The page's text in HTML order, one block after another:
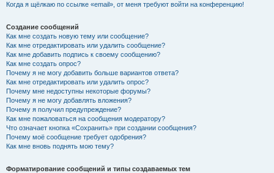
Когда я щёлкаю по ссылке «email», от меня требуют войти на конференцию!
Создание сообщений
Как мне создать новую тему или сообщение?
Как мне отредактировать или удалить сообщение?
Как мне добавить подпись к своему сообщению?
Как мне создать опрос?
Почему я не могу добавить больше вариантов ответа?
Как мне отредактировать или удалить опрос?
Почему мне недоступны некоторые форумы?
Почему я не могу добавлять вложения?
Почему я получил предупреждение?
Как мне пожаловаться на сообщения модератору?
Что означает кнопка «Сохранить» при создании сообщения?
Почему моё сообщение требует одобрения?
Как мне вновь поднять мою тему?
Форматирование сообщений и типы создаваемых тем